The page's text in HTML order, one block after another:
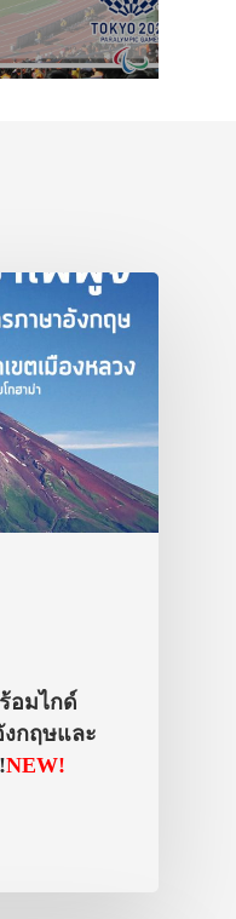
อมไกด์
กฤษและ
NEW!
เที่ยวญี่ปุ่นด้ว
เอง
รถบัส
เดินทาง
ทัวร์
ที่พัก
ภาพประทับใจ